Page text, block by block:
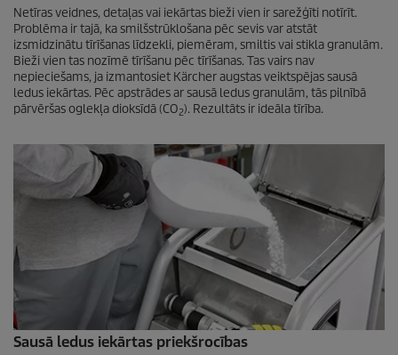
Netīras veidnes, detaļas vai iekārtas bieži vien ir sarežģīti notīrīt.
Problēma ir tajā, ka smilšstrūklošana pēc sevis var atstāt
izsmidzinātu tīrīšanas līdzekli, piemēram, smiltis vai stikla granulām.
Bieži vien tas nozīmē tīrīšanu pēc tīrīšanas. Tas vairs nav
nepieciešams, ja izmantosiet Kärcher augstas veiktspējas sausā
ledus iekārtas. Pēc apstrādes ar sausā ledus granulām, tās pilnībā
pārvēršas oglekļa dioksīdā (CO2). Rezultāts ir ideāla tīrība.
Sausā ledus iekārtas priekšrocības